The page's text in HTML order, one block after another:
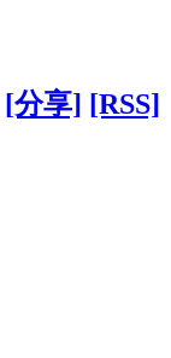
[分享] [RSS]